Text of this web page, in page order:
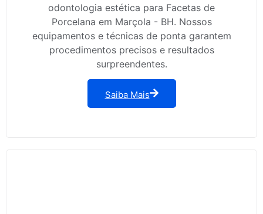
odontologia estética para Facetas de
Porcelana em Marçola - BH. Nossos
equipamentos e técnicas de ponta garantem
procedimentos precisos e resultados
surpreendentes.
Saiba Mais